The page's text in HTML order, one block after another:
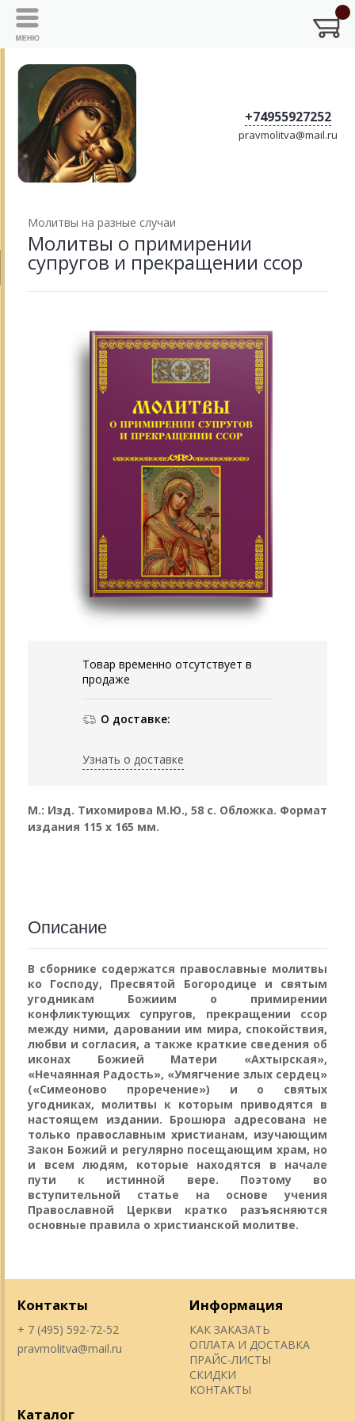
+74955927252
pravmolitva@mail.ru
Молитвы на разные случаи
Молитвы о примирении
супругов и прекращении ссор
Товар временно отсутствует в
продаже
О доставке:
Узнать о доставке
М.: Изд. Тихомирова М.Ю., 58 с. Обложка. Формат
издания 115 х 165 мм.
Описание
В сборнике содержатся православные молитвы
ко Господу, Пресвятой Богородице и святым
угодникам Божиим о примирении
конфликтующих супругов, прекращении ссор
между ними, даровании им мира, спокойствия,
любви и согласия, а также краткие сведения об
иконах Божией Матери «Ахтырская»,
«Нечаянная Радость», «Умягчение злых сердец»
(«Симеоново проречение») и о святых
угодниках, молитвы к которым приводятся в
настоящем издании. Брошюра адресована не
только православным христианам, изучающим
Закон Божий и регулярно посещающим храм, но
и всем людям, которые находятся в начале
пути к истинной вере. Поэтому во
вступительной статье на основе учения
Православной Церкви кратко разъясняются
основные правила о христианской молитве.
Контакты
+ 7 (495) 592-72-52
pravmolitva@mail.ru
Информация
КАК ЗАКАЗАТЬ
ОПЛАТА И ДОСТАВКА
ПРАЙС-ЛИСТЫ
СКИДКИ
КОНТАКТЫ
Каталог